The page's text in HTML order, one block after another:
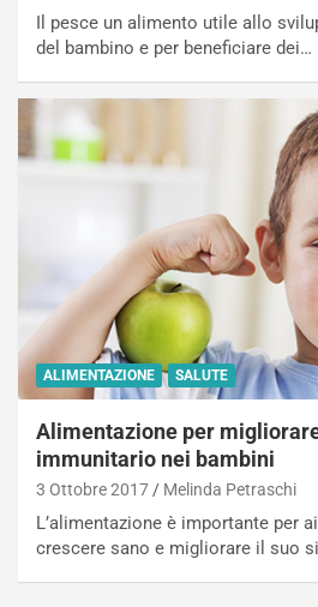
Il pesce un alimento utile allo
del bambino e per beneficiare dei…
ALIMENTAZIONE SALUTE
Alimentazione per
immunitario nei bambini
3 Ottobre 2017 Melinda Petraschi
L’alimentazione è importante per
crescere sano e migliorare il suo